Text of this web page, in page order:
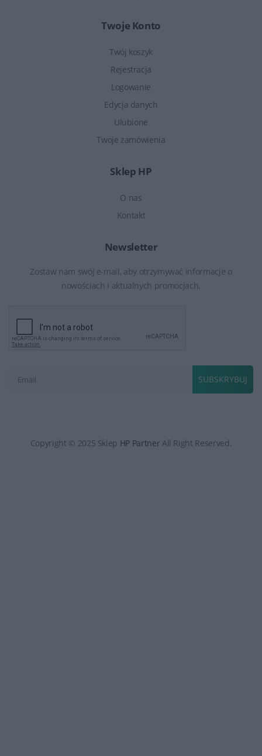
Twoje Konto
Twój koszyk
Rejestracja
Logowanie
Edycja danych
Ulubione
Twoje zamówienia
Sklep HP
O nas
Kontakt
Newsletter
Zostaw nam swój e-mail, aby otrzymywać informacje o
nowościach i aktualnych promocjach.
SUBSKRYBUJ
Copyright © 2025 Sklep HP Partner All Right Reserved.